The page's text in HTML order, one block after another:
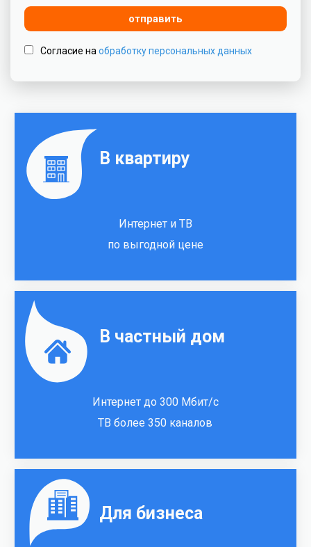
отправить
Cогласие наобработку персональных данных
В квартиру
Интернет и ТВ
по выгодной цене
В частный дом
Интернет до 300 Мбит/с
ТВ более 350 каналов
Для бизнеса